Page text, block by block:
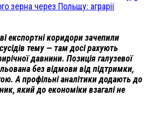
зерна через Польщу: аграрії
експортні коридори зачепили
тему — там досі рахують
давнини. Позиція галузевої
без відмови від підтримки,
А профільні аналітики додають до
який до економіки взагалі не